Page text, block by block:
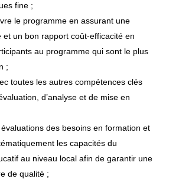
fine ;
le programme en assurant une
et un bon rapport coût-efficacité en
au programme qui sont le plus
;
toutes les autres compétences clés
d’analyse et de mise en
des besoins en formation et
les capacités du
au niveau local afin de garantir une
de qualité ;